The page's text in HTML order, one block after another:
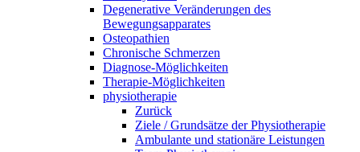
Degenerative Veränderungen des
Bewegungsapparates
Osteopathien
Chronische Schmerzen
Diagnose-Möglichkeiten
Therapie-Möglichkeiten
physiotherapie
Zurück
Ziele / Grundsätze der Physiotherapie
Ambulante und stationäre Leistungen